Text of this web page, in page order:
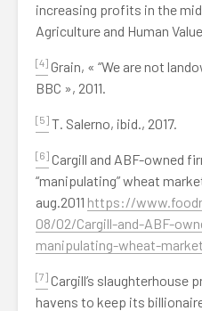
increasing profits in the
Agriculture and Human
[4] Grain, « “We are not
BBC », 2011.
[5] T. Salerno, ibid., 2017.
[6] Cargill and ABF-owned
“manipulating” wheat
aug.2011 https://
08/02/Cargill-and-ABF-
manipulating-wheat-market
[7] Cargill’s
havens to keep its